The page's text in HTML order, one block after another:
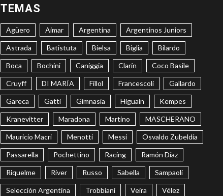
TEMAS
Agüero Aimar Argentina Argentinos Juniors
Astrada Batistuta Bielsa Biglia Bilardo
Boca Bochini Caniggia Clarín Coco Basile
Cruyff DI MARÍA Fillol Francescoli Gallardo
Gareca Gatti Gimnasia Higuaín Kempes
Kranevitter Maradona Martino MASCHERANO
Mauricio Macri Menotti Messi Osvaldo Zubeldía
Passarella Pochettino Racing Ramón Díaz
Riquelme River Russo Sabella Sampaoli
Selección Argentina Trobbiani Veira Vélez